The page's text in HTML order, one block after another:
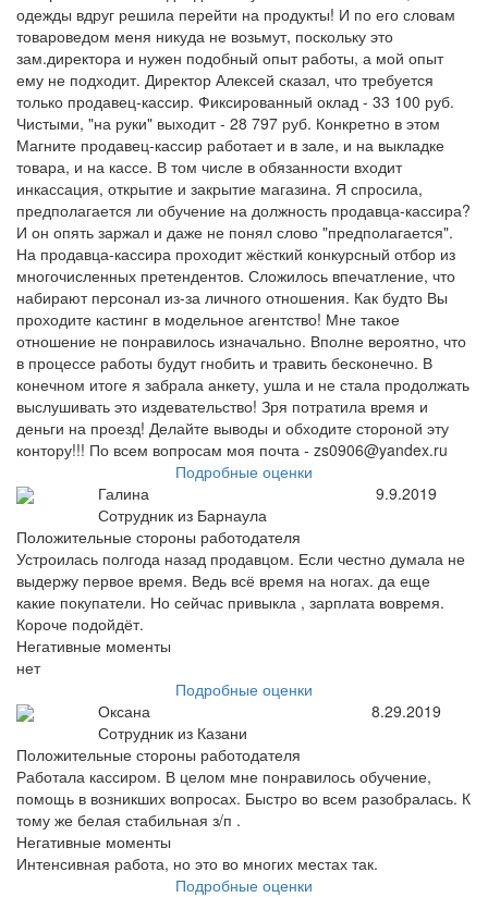
одежды вдруг решила перейти на продукты! И по его словам
товароведом меня никуда не возьмут, поскольку это
зам.директора и нужен подобный опыт работы, а мой опыт
ему не подходит. Директор Алексей сказал, что требуется
только продавец-кассир. Фиксированный оклад - 33 100 руб.
Чистыми, "на руки" выходит - 28 797 руб. Конкретно в этом
Магните продавец-кассир работает и в зале, и на выкладке
товара, и на кассе. В том числе в обязанности входит
инкассация, открытие и закрытие магазина. Я спросила,
предполагается ли обучение на должность продавца-кассира?
И он опять заржал и даже не понял слово "предполагается".
На продавца-кассира проходит жёсткий конкурсный отбор из
многочисленных претендентов. Сложилось впечатление, что
набирают персонал из-за личного отношения. Как будто Вы
проходите кастинг в модельное агентство! Мне такое
отношение не понравилось изначально. Вполне вероятно, что
в процессе работы будут гнобить и травить бесконечно. В
конечном итоге я забрала анкету, ушла и не стала продолжать
выслушивать это издевательство! Зря потратила время и
деньги на проезд! Делайте выводы и обходите стороной эту
контору!!! По всем вопросам моя почта - zs0906@yandex.ru
Подробные оценки
Галина
Сотрудник из Барнаула
9.9.2019
Положительные стороны работодателя
Устроилась полгода назад продавцом. Если честно думала не
выдержу первое время. Ведь всё время на ногах. да еще
какие покупатели. Но сейчас привыкла , зарплата вовремя.
Короче подойдёт.
Негативные моменты
нет
Подробные оценки
Оксана
Сотрудник из Казани
8.29.2019
Положительные стороны работодателя
Работала кассиром. В целом мне понравилось обучение,
помощь в возникших вопросах. Быстро во всем разобралась. К
тому же белая стабильная з/п .
Негативные моменты
Интенсивная работа, но это во многих местах так.
Подробные оценки